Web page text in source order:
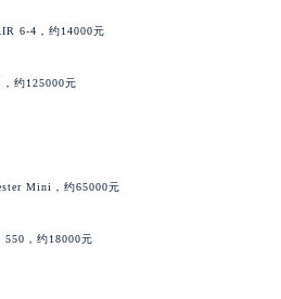
6-4，约14000元
约125000元
Mini，约65000元
550，约18000元